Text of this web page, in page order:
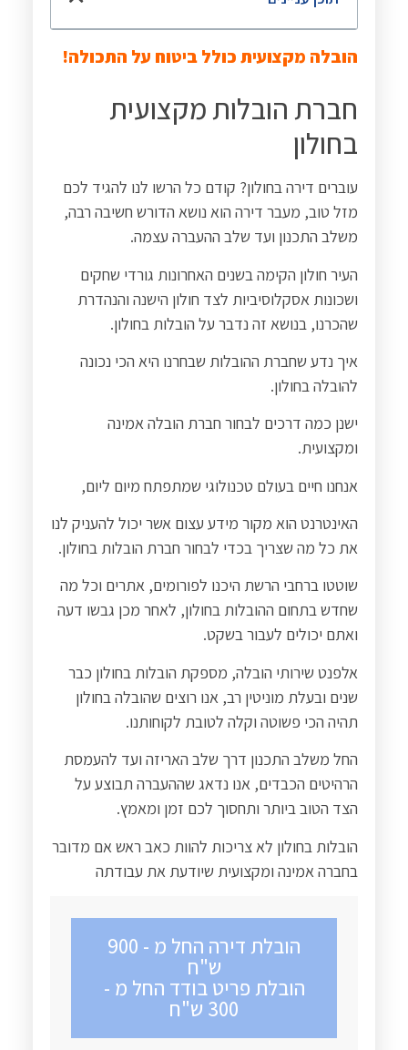
הובלה מקצועית כולל ביטוח על התכולה!
חברת הובלות מקצועית
בחולון
עוברים דירה בחולון? קודם כל הרשו לנו להגיד לכם
מזל טוב, מעבר דירה הוא נושא הדורש חשיבה רבה,
משלב התכנון ועד שלב ההעברה עצמה.
העיר חולון הקימה בשנים האחרונות גורדי שחקים
ושכונות אסקלוסיביות לצד חולון הישנה והנהדרת
שהכרנו, בנושא זה נדבר על הובלות בחולון.
איך נדע שחברת ההובלות שבחרנו היא הכי נכונה
להובלה בחולון.
ישנן כמה דרכים לבחור חברת הובלה אמינה
ומקצועית.
אנחנו חיים בעולם טכנולוגי שמתפתח מיום ליום,
האינטרנט הוא מקור מידע עצום אשר יכול להעניק לנו
את כל מה שצריך בכדי לבחור חברת הובלות בחולון.
שוטטו ברחבי הרשת היכנו לפורומים, אתרים וכל מה
שחדש בתחום ההובלות בחולון, לאחר מכן גבשו דעה
ואתם יכולים לעבור בשקט.
אלפנט שירותי הובלה, מספקת הובלות בחולון כבר
שנים ובעלת מוניטין רב, אנו רוצים שהובלה בחולון
תהיה הכי פשוטה וקלה לטובת לקוחותנו.
החל משלב התכנון דרך שלב האריזה ועד להעמסת
הרהיטים הכבדים, אנו נדאג שההעברה תבוצע על
הצד הטוב ביותר ותחסוך לכם זמן ומאמץ.
הובלות בחולון לא צריכות להוות כאב ראש אם מדובר
בחברה אמינה ומקצועית שיודעת את עבודתה
הובלת דירה החל מ - 900
ש"ח
הובלת פריט בודד החל מ -
300 ש"ח